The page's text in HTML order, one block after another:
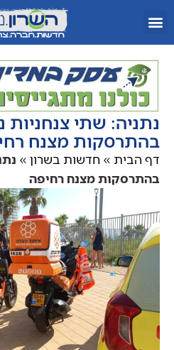
נתניה: שתי צנחניות
בהתרסקות מצנח
דף הבית » חדשות בשרון »
בהתרסקות מצנח רחיפה